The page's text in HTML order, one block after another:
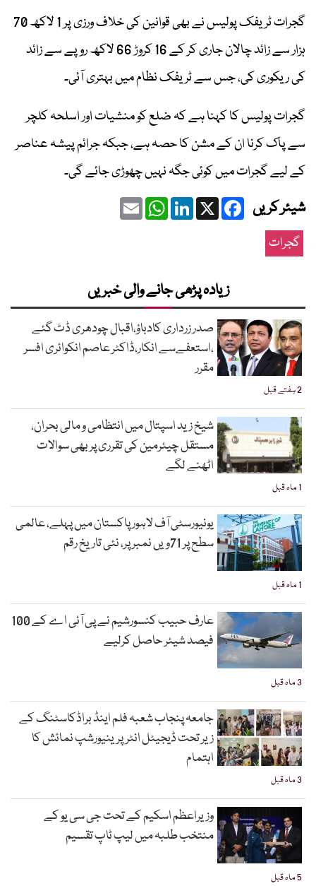
گجرات ٹریفک پولیس نے بھی قوانین کی خلاف ورزی پر 1 لاکھ 70
ہزار سے زائد چالان جاری کر کے 16 کروڑ 66 لاکھ روپے سے زائد
کی ریکوری کی، جس سے ٹریفک نظام میں بہتری آئی۔
گجرات پولیس کا کہنا ہے کہ ضلع کو منشیات اور اسلحہ کلچر
سے پاک کرنا ان کے مشن کا حصہ ہے، جبکہ جرائم پیشہ عناصر
کے لیے گجرات میں کوئی جگہ نہیں چھوڑی جائے گی۔
شیئر کریں Facebook
X
LinkedIn
WhatsApp
Email
گجرات
زیادہ پڑھی جانے والی خبریں
2 ہفتے قبل
صدر زرداری کادباؤ،اقبال چودھری ڈٹ گئے
،استعفےسے انکار،ڈاکٹر عاصم انکوائری افسر
مقرر
1 ماہ قبل
شیخ زید اسپتال میں انتظامی و مالی بحران،
مستقل چیئرمین کی تقرری پر بھی سوالات
اٹھنے لگے
1 ماہ قبل
یونیورسٹی آف لاہور پاکستان میں پہلے، عالمی
سطح پر 71ویں نمبر پر، نئی تاریخ رقم
3 ماہ قبل
عارف حبیب کنسورشیم نے پی آئی اے کے 100
فیصد شیئر حاصل کرلیے
3 ماہ قبل
جامعہ پنجاب شعبہ فلم اینڈ براڈکاسٹنگ کے
زیر تحت ڈیجیٹل انٹرپرینیورشپ نمائش کا
اہتمام
5 ماہ قبل
وزیراعظم اسکیم کے تحت جی سی یو کے
منتخب طلبہ میں لیپ ٹاپ تقسیم